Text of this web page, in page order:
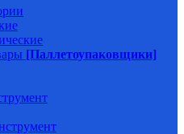
[Паллетоупаковщики]